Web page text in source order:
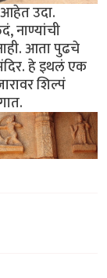
आहेत उदा.
नाण्यांची
आता पुढचे
हे इथलं एक
शिल्पं